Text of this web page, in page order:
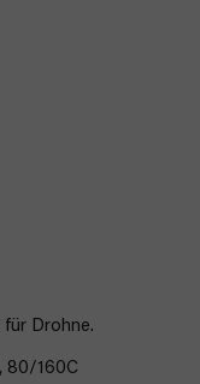
für Drohne.
80/160C